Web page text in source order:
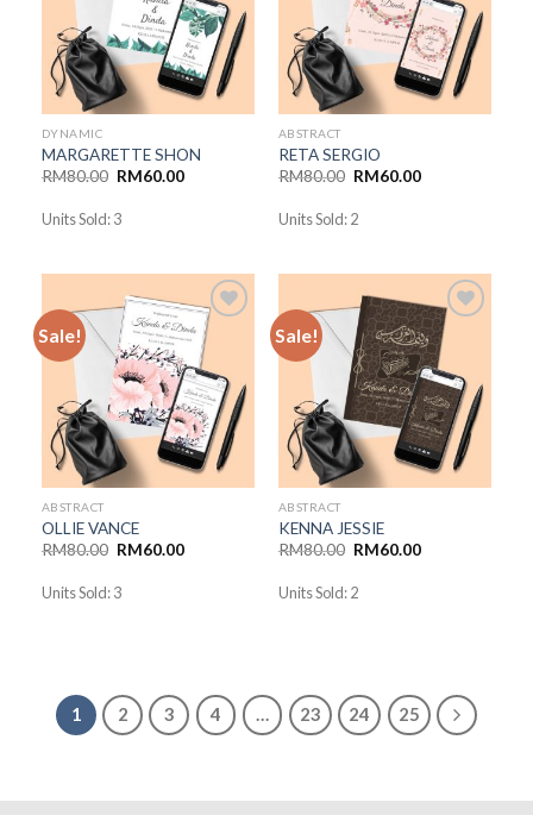
DYNAMIC
MARGARETTE SHON
RM80.00 RM60.00
Units Sold: 3
ABSTRACT
RETA SERGIO
RM80.00 RM60.00
Units Sold: 2
Sale!
Add to
Wishlist
ABSTRACT
OLLIE VANCE
RM80.00 RM60.00
Units Sold: 3
Sale!
Add to
Wishlist
ABSTRACT
KENNA JESSIE
RM80.00 RM60.00
Units Sold: 2
1 2 3 4 … 23 24 25